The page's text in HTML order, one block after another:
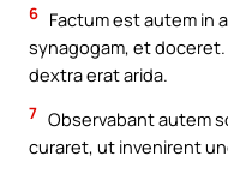
6 Factum est autem in
synagogam, et
dextra erat arida.
7 Observabant autem
curaret, ut invenirent